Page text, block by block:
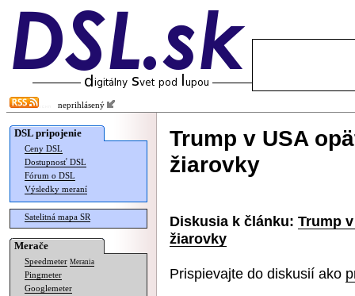
neprihlásený
DSL pripojenie
Ceny DSL
Dostupnosť DSL
Fórum o DSL
Výsledky meraní
Satelitná mapa SR
Merače
Speedmeter Merania
Pingmeter
Googlemeter
Trump v USA
žiarovky
Diskusia k článku: Trump
žiarovky
Prispievajte do diskusií ako